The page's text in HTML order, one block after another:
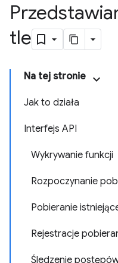
tle
Na tej stronie
Jak to działa
Interfejs API
Wykrywanie funkcji
Rozpoczynanie
Pobieranie
Rejestracje
Śledzenie